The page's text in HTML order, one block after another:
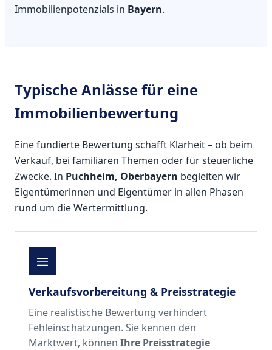
Immobilienpotenzials in Bayern.
Typische Anlässe für eine
Immobilienbewertung
Eine fundierte Bewertung schafft Klarheit – ob beim
Verkauf, bei familiären Themen oder für steuerliche
Zwecke. In Puchheim, Oberbayern begleiten wir
Eigentümerinnen und Eigentümer in allen Phasen
rund um die Wertermittlung.
Verkaufsvorbereitung & Preisstrategie
Eine realistische Bewertung verhindert
Fehleinschätzungen. Sie kennen den
Marktwert, könnenIhre Preisstrategie